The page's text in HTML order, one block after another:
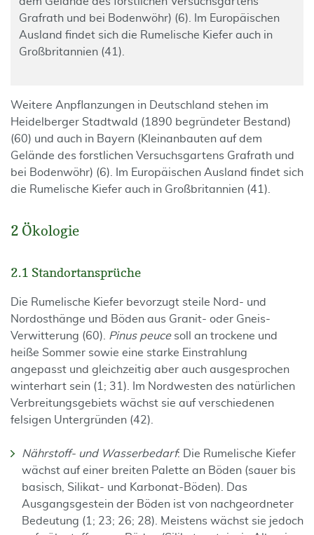
Grafrath und bei Bodenwöhr) (6). Im Europäischen
Ausland findet sich die Rumelische Kiefer auch in
Großbritannien (41).
Weitere Anpflanzungen in Deutschland stehen im
Heidelberger Stadtwald (1890 begründeter Bestand)
(60) und auch in Bayern (Kleinanbauten auf dem
Gelände des forstlichen Versuchsgartens Grafrath und
bei Bodenwöhr) (6). Im Europäischen Ausland findet sich
die Rumelische Kiefer auch in Großbritannien (41).
2 Ökologie
2.1 Standortansprüche
Die Rumelische Kiefer bevorzugt steile Nord- und
Nordosthänge und Böden aus Granit- oder Gneis-
Verwitterung (60). Pinus peucesoll an trockene und
heiße Sommer sowie eine starke Einstrahlung
angepasst und gleichzeitig aber auch ausgesprochen
winterhart sein (1; 31). Im Nordwesten des natürlichen
Verbreitungsgebiets wächst sie auf verschiedenen
felsigen Untergründen (42).
Nährstoff- und Wasserbedarf: Die Rumelische Kiefer
wächst auf einer breiten Palette an Böden (sauer bis
basisch, Silikat- und Karbonat-Böden). Das
Ausgangsgestein der Böden ist von nachgeordneter
Bedeutung (1; 23; 26; 28). Meistens wächst sie jedoch